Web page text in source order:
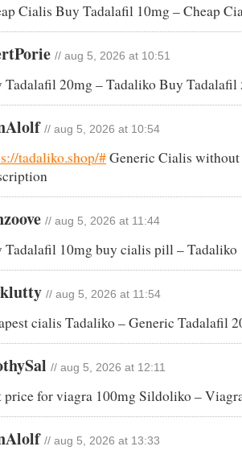
Cialis Buy Tadalafil 10mg – Cheap
// aug 5, 2026 at 10:51
Tadalafil 20mg – Tadaliko Buy Tadalafil
// aug 5, 2026 at 10:54
tadaliko.shop/#Generic Cialis without
// aug 5, 2026 at 11:44
Tadalafil 10mg buy cialis pill – Tadaliko
// aug 5, 2026 at 11:54
cialis Tadaliko – Generic Tadalafil
// aug 5, 2026 at 12:11
price for viagra 100mg Sildoliko –
// aug 5, 2026 at 13:33